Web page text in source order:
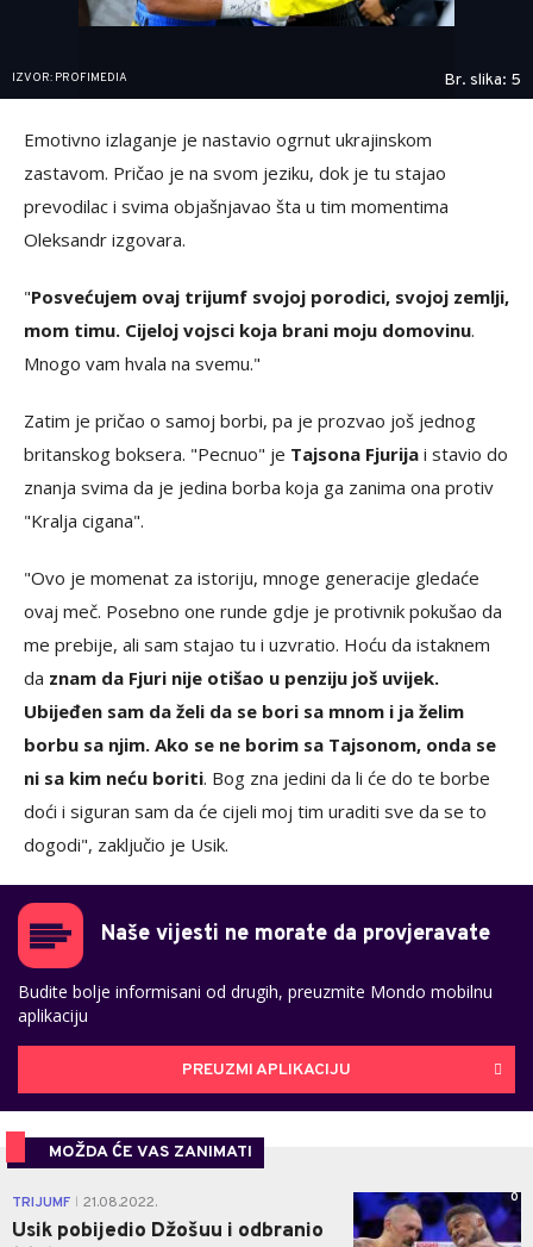
IZVOR: PROFIMEDIA Br. slika: 5
Emotivno izlaganje je nastavio ogrnut ukrajinskom
zastavom. Pričao je na svom jeziku, dok je tu stajao
prevodilac i svima objašnjavao šta u tim momentima
Oleksandr izgovara.
"Posvećujem ovaj trijumf svojoj porodici, svojoj zemlji,
mom timu. Cijeloj vojsci koja brani moju domovinu.
Mnogo vam hvala na svemu."
Zatim je pričao o samoj borbi, pa je prozvao još jednog
britanskog boksera. "Pecnuo" je Tajsona Fjurija i stavio do
znanja svima da je jedina borba koja ga zanima ona protiv
"Kralja cigana".
"Ovo je momenat za istoriju, mnoge generacije gledaće
ovaj meč. Posebno one runde gdje je protivnik pokušao da
me prebije, ali sam stajao tu i uzvratio. Hoću da istaknem
da znam da Fjuri nije otišao u penziju još uvijek.
Ubijeđen sam da želi da se bori sa mnom i ja želim
borbu sa njim. Ako se ne borim sa Tajsonom, onda se
ni sa kim neću boriti. Bog zna jedini da li će do te borbe
doći i siguran sam da će cijeli moj tim uraditi sve da se to
dogodi", zaključio je Usik.
Naše vijesti ne morate da provjeravate
Budite bolje informisani od drugih, preuzmite Mondo mobilnu
aplikaciju
PREUZMI APLIKACIJU
MOŽDA ĆE VAS ZANIMATI
TRIJUMF 21.08.2022.
Usik pobijedio Džošuu i odbranio
0